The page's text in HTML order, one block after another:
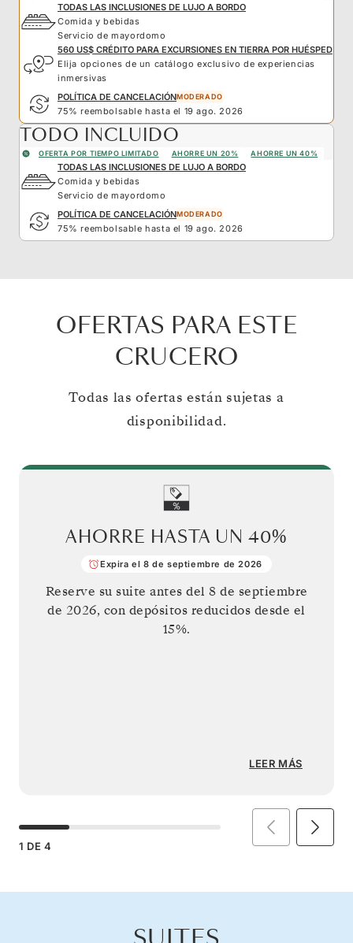
TODAS LAS INCLUSIONES DE LUJO A BORDO
Comida y bebidas
Servicio de mayordomo
560 US$ CRÉDITO PARA EXCURSIONES EN TIERRA POR HUÉSPED
Elija opciones de un catálogo exclusivo de experiencias
inmersivas
POLÍTICA DE CANCELACIÓNMODERADO
75% reembolsable hasta el 19 ago. 2026
TODO INCLUIDO
OFERTA POR TIEMPO LIMITADO AHORRE UN 20% AHORRE UN 40%
TODAS LAS INCLUSIONES DE LUJO A BORDO
Comida y bebidas
Servicio de mayordomo
POLÍTICA DE CANCELACIÓNMODERADO
75% reembolsable hasta el 19 ago. 2026
OFERTAS PARA ESTE
CRUCERO
Todas las ofertas están sujetas a
disponibilidad.
AHORRE HASTA UN 40%
Expira el 8 de septiembre de 2026
Reserve su suite antes del 8 de septiembre
de 2026, con depósitos reducidos desde el
15%.
LEER MÁS
1 DE 4